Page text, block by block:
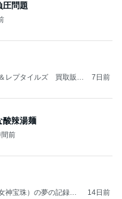
圧問題
レプタイルズ 買取販売
7日前
酸辣湯麺
前
神宝珠）の夢の記録
14日前